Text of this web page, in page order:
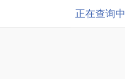
正在查询中